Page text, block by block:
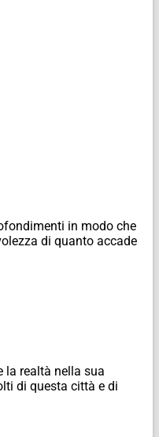
in modo che
di quanto accade
la realtà nella sua
di questa città e di